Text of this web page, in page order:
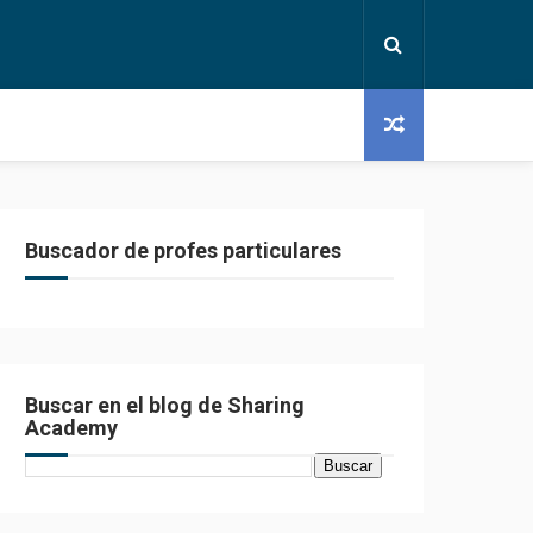
Buscador de profes particulares
Buscar en el blog de Sharing
Academy